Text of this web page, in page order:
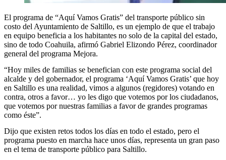
El programa de “Aquí Vamos Gratis” del transporte público sin
costo del Ayuntamiento de Saltillo, es un ejemplo de que el trabajo
en equipo beneficia a los habitantes no solo de la capital del estado,
sino de todo Coahuila, afirmó Gabriel Elizondo Pérez, coordinador
general del programa Mejora.
“Hoy miles de familias se benefician con este programa social del
alcalde y del gobernador, el programa ‘Aquí Vamos Gratis’ que hoy
en Saltillo es una realidad, vimos a algunos (regidores) votando en
contra, otros a favor… yo les digo que votemos por los ciudadanos,
que votemos por nuestras familias a favor de grandes programas
como éste”.
Dijo que existen retos todos los días en todo el estado, pero el
programa puesto en marcha hace unos días, representa un gran paso
en el tema de transporte público para Saltillo.